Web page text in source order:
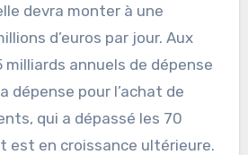
devra monter à une
d’euros par jour. Aux
annuels de dépense
dépense pour l’achat de
qui a dépassé les 70
est en croissance ultérieure.